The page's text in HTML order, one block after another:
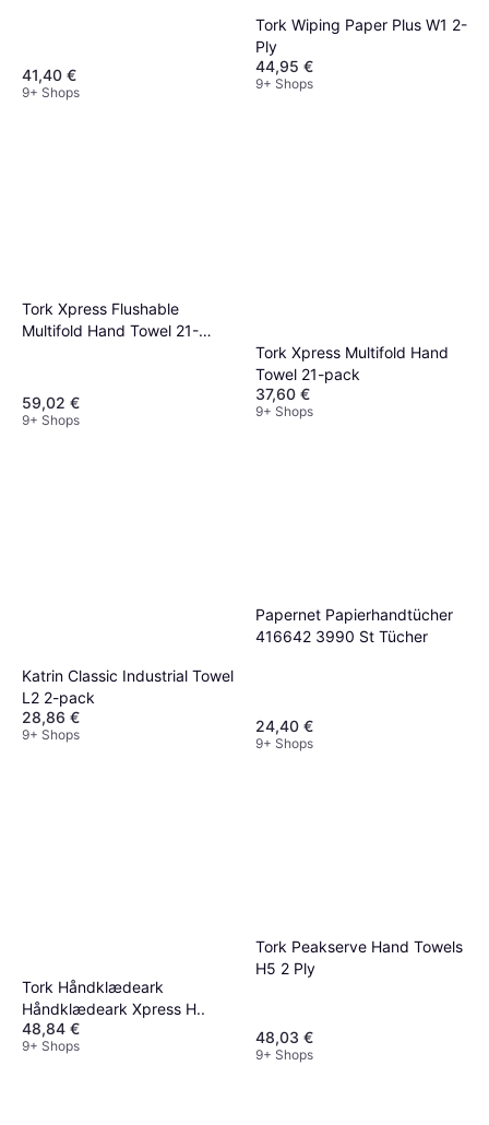
41,40 €
9+ Shops
Tork Wiping Paper Plus W1 2-
Ply
44,95 €
9+ Shops
Tork Xpress Flushable
Multifold Hand Towel 21-
59,02 €
9+ Shops
Tork Xpress Multifold Hand
Towel 21-pack
37,60 €
9+ Shops
Katrin Classic Industrial Towel
L2 2-pack
28,86 €
9+ Shops
Papernet Papierhandtücher
416642 3990 St Tücher
24,40 €
9+ Shops
Tork Håndklædeark
Håndklædeark Xpress H..
48,84 €
9+ Shops
Tork Peakserve Hand Towels
H5 2 Ply
48,03 €
9+ Shops